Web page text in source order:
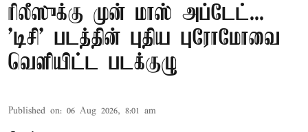
ரிலீஸுக்கு முன் மாஸ் அப்டேட்...
'டிசி' படத்தின் புதிய புரோமோவை
வெளியிட்ட படக்குழு
Published on: 06 Aug 2026, 8:01 am